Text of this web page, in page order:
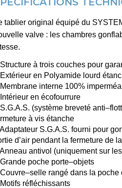
tablier original équipé du
valve : les chambres
à trois couches pour
en Polyamide lourd
interne 100%
en écofourrure
(système breveté
à vis étanche
S.G.A.S. fourni pour
d’air pendant la fermeture de
antivol (uniquement sur
poche porte–objets
rangé dans la poche
réfléchissants